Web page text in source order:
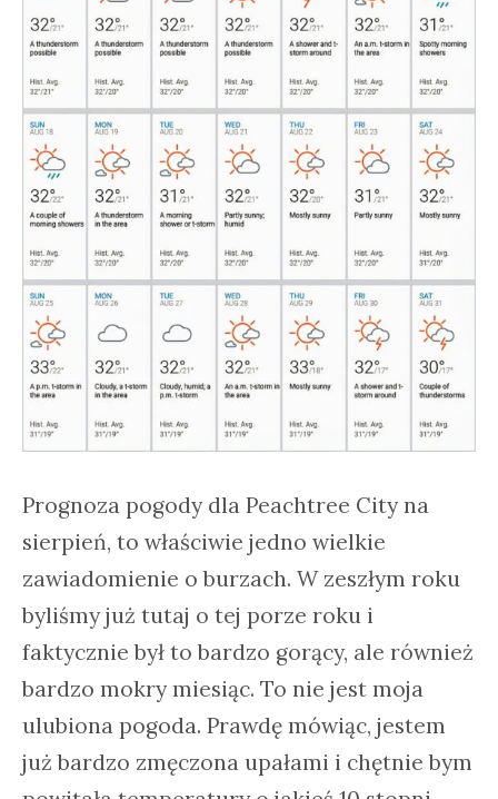
Prognoza pogody dla Peachtree City na
sierpień, to właściwie jedno wielkie
zawiadomienie o burzach. W zeszłym roku
byliśmy już tutaj o tej porze roku i
faktycznie był to bardzo gorący, ale również
bardzo mokry miesiąc. To nie jest moja
ulubiona pogoda. Prawdę mówiąc, jestem
już bardzo zmęczona upałami i chętnie bym